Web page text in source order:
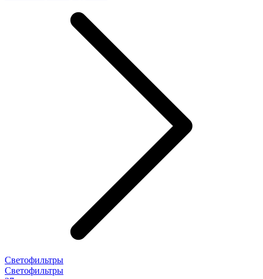
Светофильтры
Светофильтры